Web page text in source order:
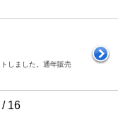
しました。通年販売
16